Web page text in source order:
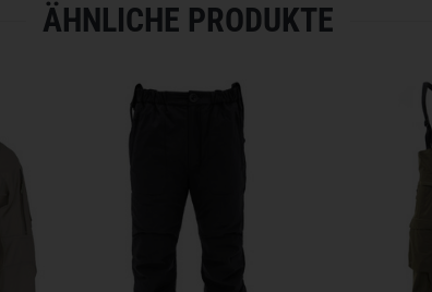
ÄHNLICHE PRODUKTE